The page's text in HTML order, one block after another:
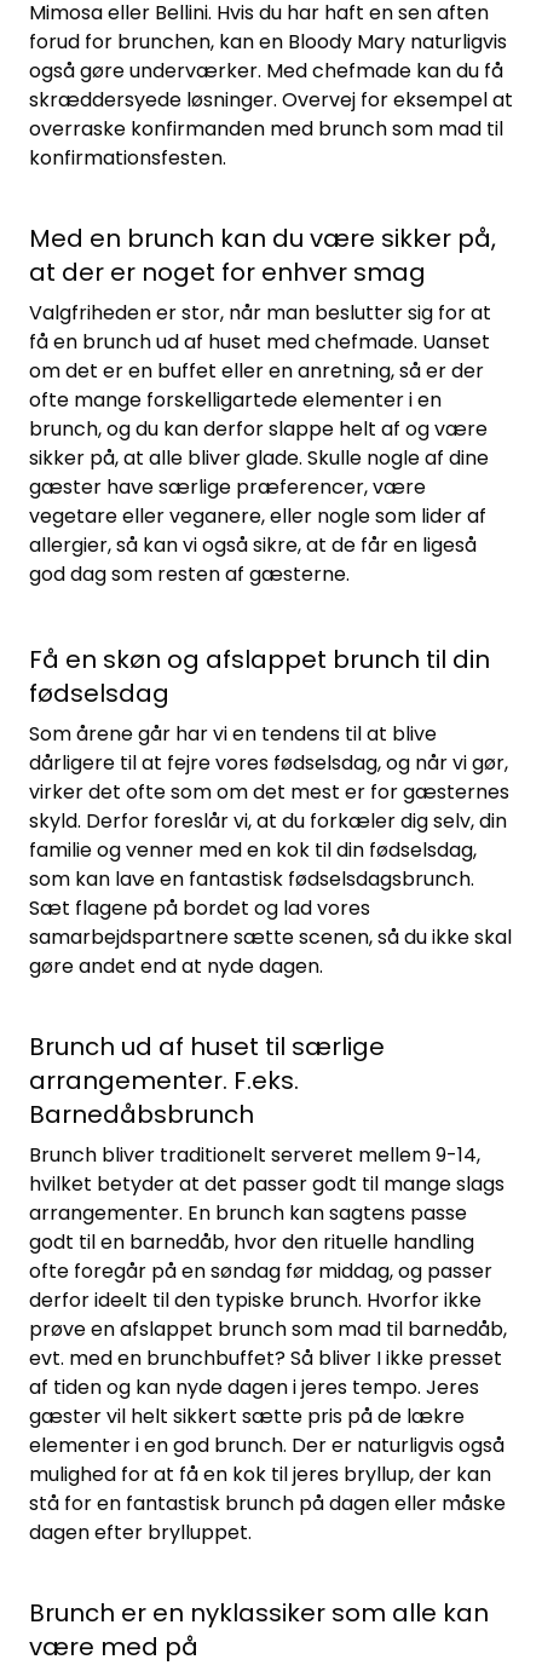
Mimosa eller Bellini. Hvis du har haft en sen aften
forud for brunchen, kan en Bloody Mary naturligvis
også gøre underværker. Med chefmade kan du få
skræddersyede løsninger. Overvej for eksempel at
overraske konfirmanden med brunch som mad til
konfirmationsfesten.
Med en brunch kan du være sikker på,
at der er noget for enhver smag
Valgfriheden er stor, når man beslutter sig for at
få en brunch ud af huset med chefmade. Uanset
om det er en buffet eller en anretning, så er der
ofte mange forskelligartede elementer i en
brunch, og du kan derfor slappe helt af og være
sikker på, at alle bliver glade. Skulle nogle af dine
gæster have særlige præferencer, være
vegetare eller veganere, eller nogle som lider af
allergier, så kan vi også sikre, at de får en ligeså
god dag som resten af gæsterne.
Få en skøn og afslappet brunch til din
fødselsdag
Som årene går har vi en tendens til at blive
dårligere til at fejre vores fødselsdag, og når vi gør,
virker det ofte som om det mest er for gæsternes
skyld. Derfor foreslår vi, at du forkæler dig selv, din
familie og venner med en kok til din fødselsdag,
som kan lave en fantastisk fødselsdagsbrunch.
Sæt flagene på bordet og lad vores
samarbejdspartnere sætte scenen, så du ikke skal
gøre andet end at nyde dagen.
Brunch ud af huset til særlige
arrangementer. F.eks.
Barnedåbsbrunch
Brunch bliver traditionelt serveret mellem 9-14,
hvilket betyder at det passer godt til mange slags
arrangementer. En brunch kan sagtens passe
godt til en barnedåb, hvor den rituelle handling
ofte foregår på en søndag før middag, og passer
derfor ideelt til den typiske brunch. Hvorfor ikke
prøve en afslappet brunch som mad til barnedåb,
evt. med en brunchbuffet? Så bliver I ikke presset
af tiden og kan nyde dagen i jeres tempo. Jeres
gæster vil helt sikkert sætte pris på de lækre
elementer i en god brunch. Der er naturligvis også
mulighed for at få en kok til jeres bryllup, der kan
stå for en fantastisk brunch på dagen eller måske
dagen efter brylluppet.
Brunch er en nyklassiker som alle kan
være med på